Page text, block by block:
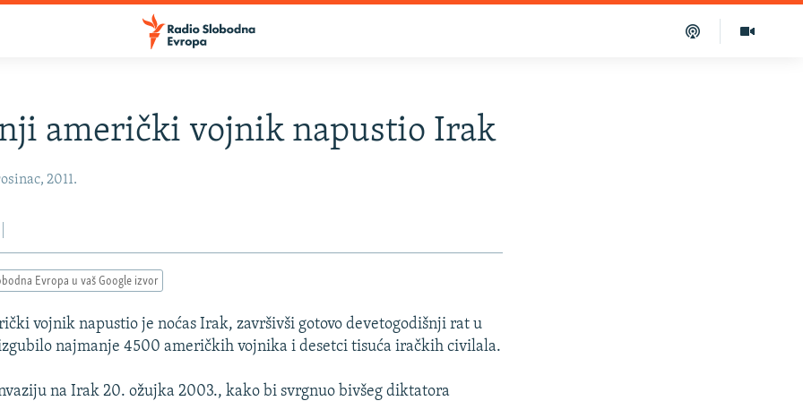
američki vojnik napustio Irak
2011.
Evropa u vaš Google izvor
vojnik napustio je noćas Irak, završivši gotovo devetogodišnji rat u
najmanje 4500 američkih vojnika i desetci tisuća iračkih civilala.
na Irak 20. ožujka 2003., kako bi svrgnuo bivšeg diktatora